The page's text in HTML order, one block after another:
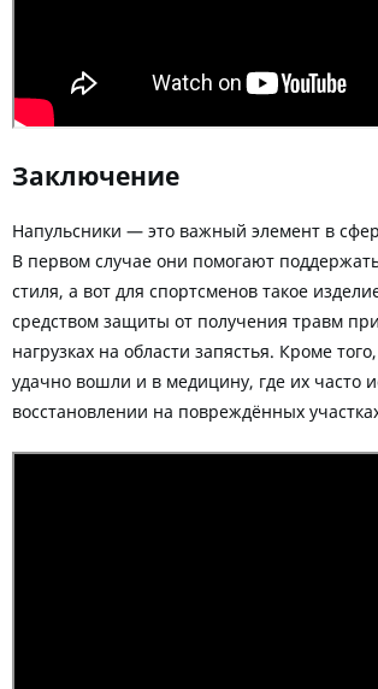
Заключение
Напульсники — это важный элемент в
В первом случае они помогают
стиля, а вот для спортсменов такое
средством защиты от получения травм
нагрузках на области запястья. Кроме
удачно вошли и в медицину, где их часто
восстановлении на повреждённых